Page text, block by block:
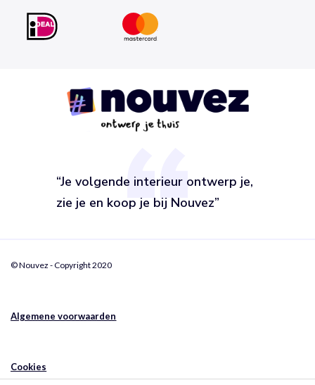
“Je volgende interieur ontwerp je,
zie je en koop je bij Nouvez”
© Nouvez - Copyright 2020
Algemene voorwaarden
Cookies